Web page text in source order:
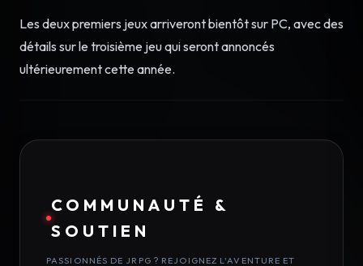
Les deux premiers jeux arriveront bientôt sur PC, avec des
détails sur le troisième jeu qui seront annoncés
ultérieurement cette année.
COMMUNAUTÉ &
SOUTIEN
PASSIONNÉS DE JRPG ? REJOIGNEZ L'AVENTURE ET